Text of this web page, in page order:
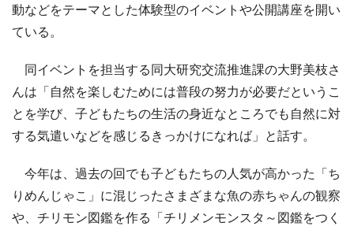
動などをテーマとした体験型のイベントや公開講座を開い
ている。
同イベントを担当する同大研究交流推進課の大野美枝さ
んは「自然を楽しむためには普段の努力が必要だというこ
とを学び、子どもたちの生活の身近なところでも自然に対
する気遣いなどを感じるきっかけになれば」と話す。
今年は、過去の回でも子どもたちの人気が高かった「ち
りめんじゃこ」に混じったさまざまな魚の赤ちゃんの観察
や、チリモン図鑑を作る「チリメンモンスタ～図鑑をつく